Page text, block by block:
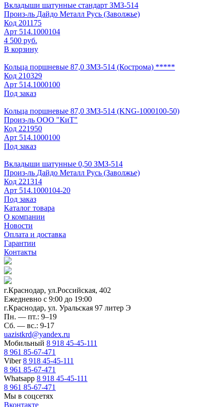
Вкладыши шатунные стандарт ЗМЗ-514
Произ-ль Дайдо Металл Русь (Заволжье)
Код 201175
Арт 514.1000104
4 500 руб.
В корзину
Кольца поршневые 87,0 ЗМЗ-514 (Кострома) *****
Код 210329
Арт 514.1000100
Под заказ
Кольца поршневые 87,0 ЗМЗ-514 (KNG-1000100-50)
Произ-ль ООО "КиТ"
Код 221950
Арт 514.1000100
Под заказ
Вкладыши шатунные 0,50 ЗМЗ-514
Произ-ль Дайдо Металл Русь (Заволжье)
Код 221314
Арт 514.1000104-20
Под заказ
Каталог товара
О компании
Новости
Оплата и доставка
Гарантии
Контакты
г.Краснодар, ул.Российская, 402
Ежедневно c 9:00 до 19:00
г.Краснодар, ул. Уральская 97 литер Э
Пн. — пт.: 9–19
Сб. — вс.: 9-17
uazistkrd@yandex.ru
Мобильный 8 918 45-45-111
8 961 85-67-471
Viber8 918 45-45-111
8 961 85-67-471
Whatsapp 8 918 45-45-111
8 961 85-67-471
Мы в соцсетях
Вконтакте